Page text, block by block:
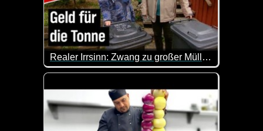
Realer Irrsinn: Zwang zu großer Mülltonne in Köln - extra 3
In Köln muss eine Familie eine teure 120 Liter-